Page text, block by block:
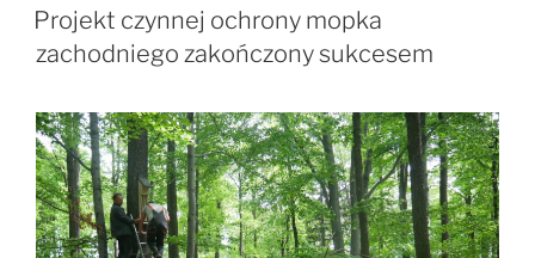
w
Polsce
–
czy
mamy
się
czym
W
Projekt czynnej ochrony mopka
zachodniego zakończony sukcesem